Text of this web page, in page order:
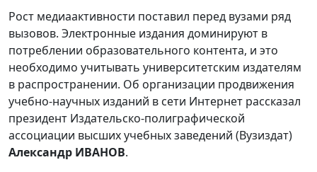
Рост медиаактивности поставил перед вузами ряд
вызовов. Электронные издания доминируют в
потреблении образовательного контента, и это
необходимо учитывать университетским издателям
в распространении. Об организации продвижения
учебно-научных изданий в сети Интернет рассказал
президент Издательско-полиграфической
ассоциации высших учебных заведений (Вузиздат)
Александр ИВАНОВ.